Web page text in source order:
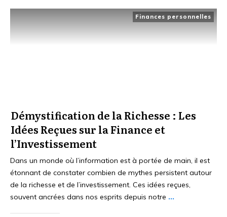
Finances personnelles
Démystification de la Richesse : Les
Idées Reçues sur la Finance et
l’Investissement
Dans un monde où l’information est à portée de main, il est
étonnant de constater combien de mythes persistent autour
de la richesse et de l’investissement. Ces idées reçues,
souvent ancrées dans nos esprits depuis notre ...